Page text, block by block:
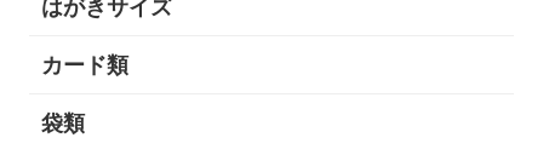
カード類
袋類